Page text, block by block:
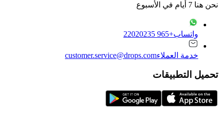
نحن هنا 7 أيام في الأسبوع
واتساب+965 22020235
خدمة العملاءcustomer.service@drops.com
تحميل التطبيقات